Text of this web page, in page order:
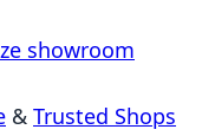
showroom
& Trusted Shops